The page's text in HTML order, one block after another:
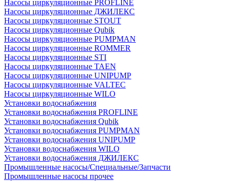
Насосы циркуляционные PROFLINE
Насосы циркуляционные ДЖИЛЕКС
Насосы циркуляционные STOUT
Насосы циркуляционные Qubik
Насосы циркуляционные PUMPMAN
Насосы циркуляционные ROMMER
Насосы циркуляционные STI
Насосы циркуляционные TAEN
Насосы циркуляционные UNIPUMP
Насосы циркуляционные VALTEC
Насосы циркуляционные WILO
Установки водоснабжения
Установки водоснабжения PROFLINE
Установки водоснабжения Qubik
Установки водоснабжения PUMPMAN
Установки водоснабжения UNIPUMP
Установки водоснабжения WILO
Установки водоснабжения ДЖИЛЕКС
Промышленные насосы/Специальные/Запчасти
Промышленные насосы прочее